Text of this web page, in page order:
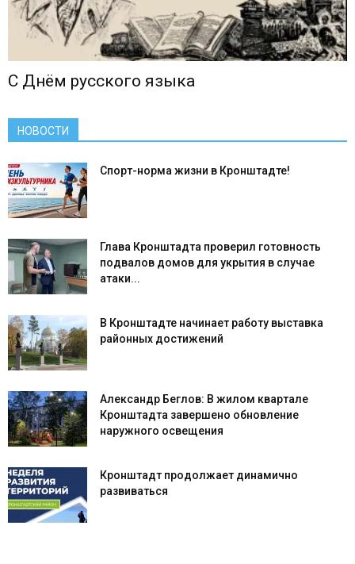
С Днём русского языка
НОВОСТИ
Спорт-норма жизни в Кронштадте!
Глава Кронштадта проверил готовность
подвалов домов для укрытия в случае
атаки...
В Кронштадте начинает работу выставка
районных достижений
Александр Беглов: В жилом квартале
Кронштадта завершено обновление
наружного освещения
Кронштадт продолжает динамично
развиваться